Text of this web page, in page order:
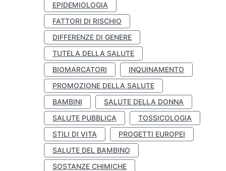
EPIDEMIOLOGIA
FATTORI DI RISCHIO
DIFFERENZE DI GENERE
TUTELA DELLA SALUTE
BIOMARCATORI
INQUINAMENTO
PROMOZIONE DELLA SALUTE
BAMBINI
SALUTE DELLA DONNA
SALUTE PUBBLICA
TOSSICOLOGIA
STILI DI VITA
PROGETTI EUROPEI
SALUTE DEL BAMBINO
SOSTANZE CHIMICHE